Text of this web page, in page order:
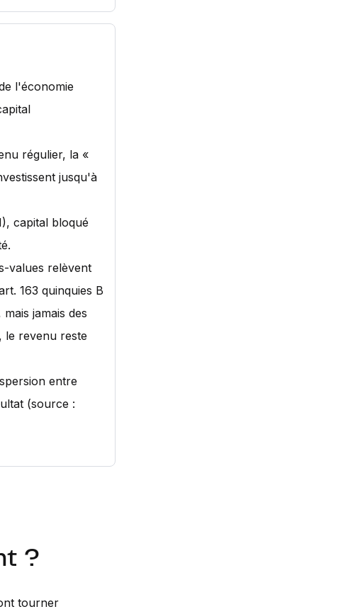
l'économie
régulier, la «
jusqu'à
capital bloqué
values relèvent
163 quinquies B
jamais des
le revenu reste
entre
(source :
?
tourner